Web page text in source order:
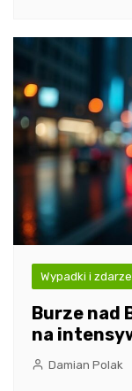
Wypadki i
Burze nad
na
Damian Polak